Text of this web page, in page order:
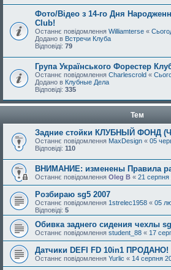
Фото/Відео з 14-го Дня
Club!
Останнє повідомлення Williamterse «
Додано в Встречи Клуба
Відповіді: 79
Група Українського Форестер
Останнє повідомлення Charlescrold «
Додано в Клубные Дела
Відповіді: 335
Тем
Задние стойки КЛУБНЫЙ ФОНД
Останнє повідомлення MaxDesign « 05
Відповіді: 110
ВНИМАНИЕ: изменены Правила
Останнє повідомлення Oleg B « 21 серпня
Розбираю sg5 2007
Останнє повідомлення 1strelec1958 « 05
Відповіді: 5
Обивка заднего сидения чехлы
Останнє повідомлення student_88 « 17
Датчики DEFI FD 10in1 ПРОДАНО!
Останнє повідомлення Yurlic « 14 серпня